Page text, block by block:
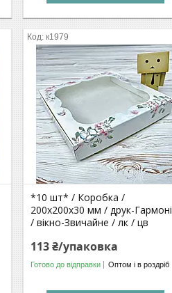
к1979
*10 шт* / Коробка /
200х200х30 мм / друк-
/ вікно-Звичайне / лк / цв
113 ₴/упаковка
Готово до відправки Оптом і в роздріб